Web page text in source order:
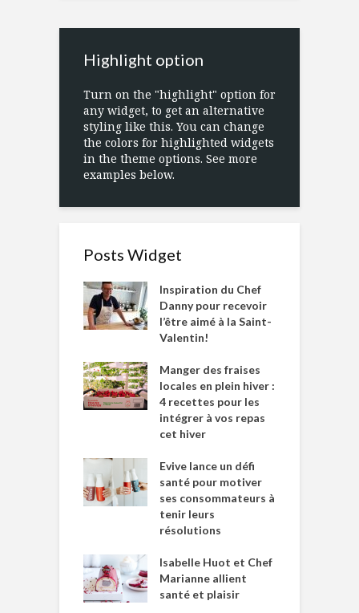
Highlight option
Turn on the "highlight" option for
any widget, to get an alternative
styling like this. You can change
the colors for highlighted widgets
in the theme options. See more
examples below.
Posts Widget
Inspiration du Chef
Danny pour recevoir
l’être aimé à la Saint-
Valentin!
Manger des fraises
locales en plein hiver :
4 recettes pour les
intégrer à vos repas
cet hiver
Evive lance un défi
santé pour motiver
ses consommateurs à
tenir leurs
résolutions
Isabelle Huot et Chef
Marianne allient
santé et plaisir